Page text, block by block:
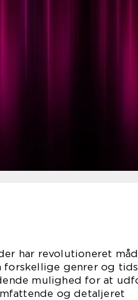
har revolutioneret
genrer og
mulighed for at
og detaljeret